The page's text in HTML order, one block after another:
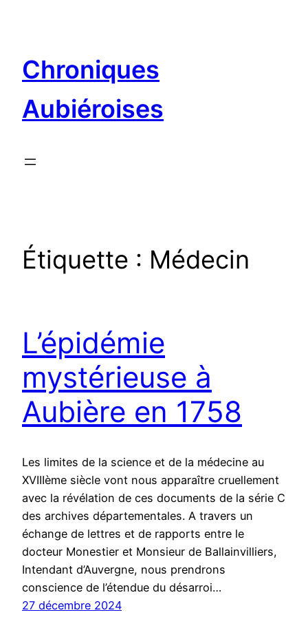
Chroniques
Aubiéroises
Étiquette : Médecin
L’épidémie
mystérieuse à
Aubière en 1758
Les limites de la science et de la médecine au
XVIIIème siècle vont nous apparaître cruellement
avec la révélation de ces documents de la série C
des archives départementales. A travers un
échange de lettres et de rapports entre le
docteur Monestier et Monsieur de Ballainvilliers,
Intendant d’Auvergne, nous prendrons
conscience de l’étendue du désarroi…
27 décembre 2024